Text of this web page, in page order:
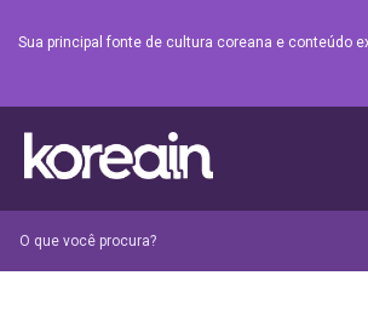
Sua principal fonte de cultura coreana e conteúdo